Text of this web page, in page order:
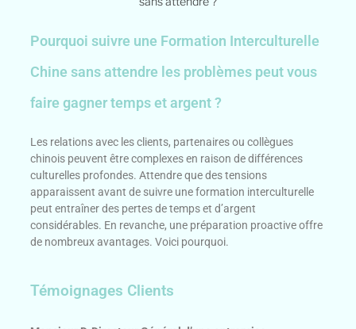
Pourquoi suivre une Formation Interculturelle
Chine sans attendre les problèmes peut vous
faire gagner temps et argent ?
Les relations avec les clients, partenaires ou collègues
chinois peuvent être complexes en raison de différences
culturelles profondes. Attendre que des tensions
apparaissent avant de suivre une formation interculturelle
peut entraîner des pertes de temps et d’argent
considérables. En revanche, une préparation proactive offre
de nombreux avantages. Voici pourquoi.
Témoignages Clients